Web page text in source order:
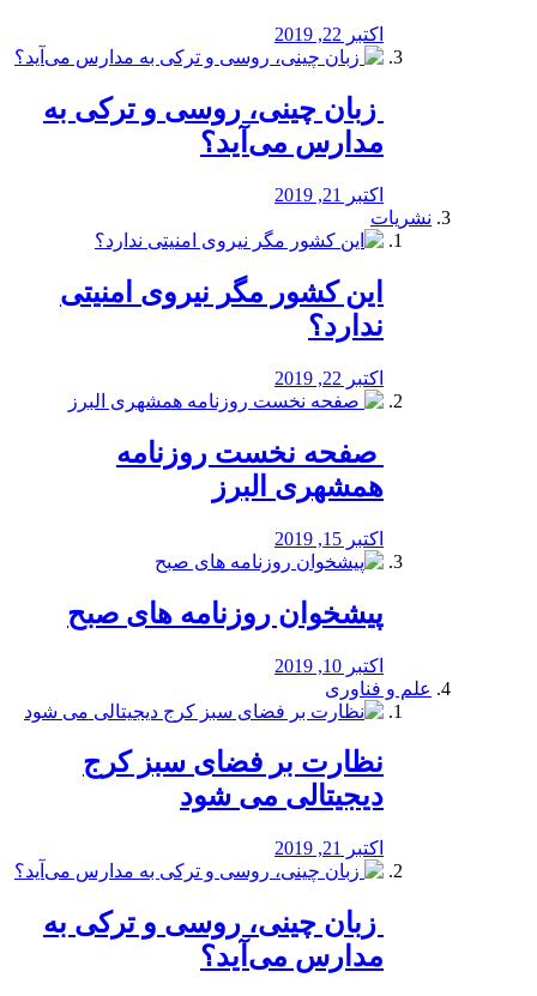
اکتبر 22, 2019
️ زبان چینی، روسی و ترکی به
مدارس می‌آید؟
اکتبر 21, 2019
نشریات
این کشور مگر نیروی امنیتی
ندارد؟
اکتبر 22, 2019
️ صفحه نخست روزنامه‌
همشهری البرز
اکتبر 15, 2019
پیشخوان روزنامه های صبح
اکتبر 10, 2019
علم و فناوری
نظارت بر فضای سبز کرج
دیجیتالی می شود
اکتبر 21, 2019
️ زبان چینی، روسی و ترکی به
مدارس می‌آید؟